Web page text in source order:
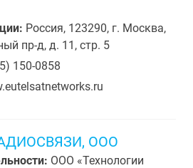
Россия, 123290, г. Москва,
пр-д, д. 11, стр. 5
150-0858
ООО
ООО «Технологии